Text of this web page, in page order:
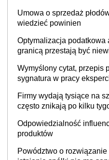
Umowa o sprzedaż
wiedzieć powinien
Optymalizacja podatkowa
granicą przestają być
Wymyślony cytat, przepis
sygnatura w pracy
Firmy wydają tysiące na
często znikają po kilku
Odpowiedzialność
produktów
Powództwo o rozwiązanie